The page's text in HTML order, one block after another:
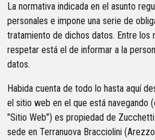
La normativa indicada en el asunto
personales e impone una serie de
tratamiento de dichos datos. Entre los
respetar está el de informar a la
datos.
Habida cuenta de todo lo hasta aquí
el sitio web en el que está navegando
"Sitio Web") es propiedad de
sede en Terranuova Bracciolini